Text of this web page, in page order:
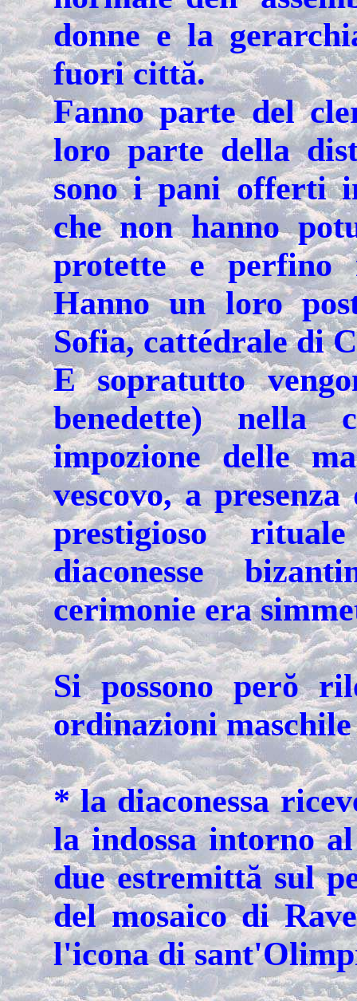
donne e la
fuori cittă.
Fanno parte del
loro parte della
sono i pani offerti
che non hanno
protette e perfino
Hanno un loro
Sofia, cattédrale di
E sopratutto
benedette) nella
impozione delle
vescovo, a
prestigioso
diaconesse
cerimonie era
Si possono perŏ
ordinazioni
* la diaconessa
la indossa intorno
due estremittă sul
del mosaico di
l'icona di